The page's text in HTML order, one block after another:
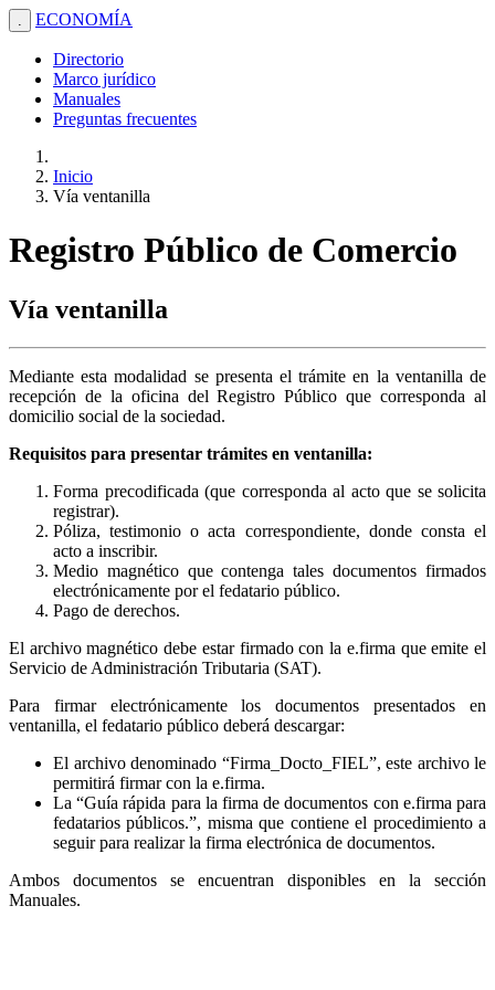
. ECONOMÍA
Directorio
Marco jurídico
Manuales
Preguntas frecuentes
Inicio
Vía ventanilla
Registro Público de Comercio
Vía ventanilla
Mediante esta modalidad se presenta el trámite en la ventanilla de
recepción de la oficina del Registro Público que corresponda al
domicilio social de la sociedad.
Requisitos para presentar trámites en ventanilla:
Forma precodificada (que corresponda al acto que se solicita
registrar).
Póliza, testimonio o acta correspondiente, donde consta el
acto a inscribir.
Medio magnético que contenga tales documentos firmados
electrónicamente por el fedatario público.
Pago de derechos.
El archivo magnético debe estar firmado con la e.firma que emite el
Servicio de Administración Tributaria (SAT).
Para firmar electrónicamente los documentos presentados en
ventanilla, el fedatario público deberá descargar:
El archivo denominado “Firma_Docto_FIEL”, este archivo le
permitirá firmar con la e.firma.
La “Guía rápida para la firma de documentos con e.firma para
fedatarios públicos.”, misma que contiene el procedimiento a
seguir para realizar la firma electrónica de documentos.
Ambos documentos se encuentran disponibles en la sección
Manuales.